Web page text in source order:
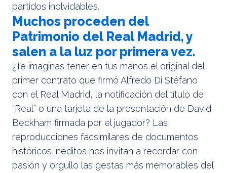
partidos inolvidables.
Muchos proceden del
Patrimonio del Real Madrid, y
salen a la luz por primera vez.
¿Te imaginas tener en tus manos el original del
primer contrato que firmó Alfredo Di Stéfano
con el Real Madrid, la notificación del título de
“Real” o una tarjeta de la presentación de David
Beckham firmada por el jugador? Las
reproducciones facsimilares de documentos
históricos inéditos nos invitan a recordar con
pasión y orgullo las gestas más memorables del